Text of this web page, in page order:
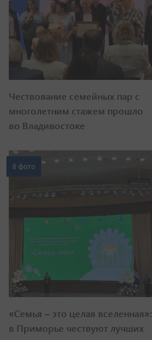
Чествование семейных пар с
многолетним стажем прошло
во Владивостоке
8 фото
«Семья – это целая вселенная»:
в Приморье чествуют лучших